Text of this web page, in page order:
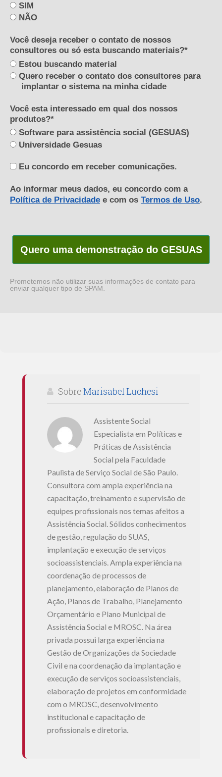
SIM
NÃO
Você deseja receber o contato de nossos
consultores ou só esta buscando materiais?*
Estou buscando material
Quero receber o contato dos consultores para
implantar o sistema na minha cidade
Você esta interessado em qual dos nossos
produtos?*
Software para assistência social (GESUAS)
Universidade Gesuas
Eu concordo em receber comunicações.
Ao informar meus dados, eu concordo com a
Política de Privacidade e com os Termos de Uso.
Quero uma demonstração do GESUAS
Prometemos não utilizar suas informações de contato para
enviar qualquer tipo de SPAM.
SobreMarisabel Luchesi
Assistente Social
Especialista em Políticas e
Práticas de Assistência
Social pela Faculdade
Paulista de Serviço Social de São Paulo.
Consultora com ampla experiência na
capacitação, treinamento e supervisão de
equipes profissionais nos temas afeitos a
Assistência Social. Sólidos conhecimentos
de gestão, regulação do SUAS,
implantação e execução de serviços
socioassistenciais. Ampla experiência na
coordenação de processos de
planejamento, elaboração de Planos de
Ação, Planos de Trabalho, Planejamento
Orçamentário e Plano Municipal de
Assistência Social e MROSC. Na área
privada possui larga experiência na
Gestão de Organizações da Sociedade
Civil e na coordenação da implantação e
execução de serviços socioassistenciais,
elaboração de projetos em conformidade
com o MROSC, desenvolvimento
institucional e capacitação de
profissionais e diretoria.